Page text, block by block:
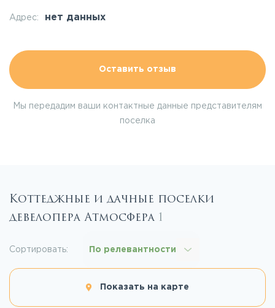
Адрес: нет данных
Оставить отзыв
Мы передадим ваши контактные данные представителям
поселка
Коттеджные и дачные поселки
девелопера Атмосфера 1
Показать на карте
Сортировать: По релевантности